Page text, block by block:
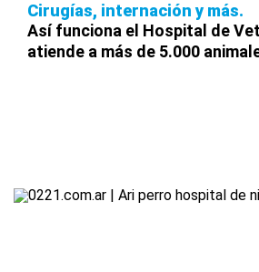
Cirugías, internación y más
Así funciona el Hospital de
atiende a más de 5.000